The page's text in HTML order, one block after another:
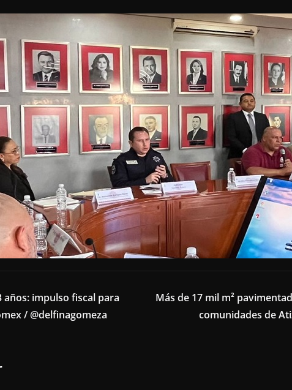
impulso fiscal para
/ @delfinagomeza
Más de 17 mil m²
comunidades de